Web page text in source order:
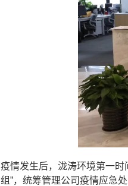
疫情发生后，泷涛环境第一
组”，统筹管理公司疫情应急